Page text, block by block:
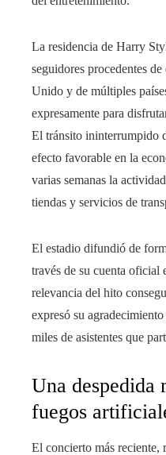
La residencia de Harry
seguidores procedentes
Unido y de múltiples
expresamente para
El tránsito ininterrumpido
efecto favorable en la
varias semanas la
tiendas y servicios de
El estadio difundió de
través de su cuenta oficial
relevancia del hito
expresó su
miles de asistentes que
Una despedida
fuegos
El concierto más